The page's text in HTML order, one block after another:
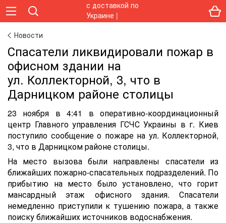
Новости
Спасатели ликвидировали пожар в
офисном здании на
ул. Коллекторной, 3, что в
Дарницком районе столицы
23 ноября в 4:41 в оперативно-координационный
центр Главного управления ГСЧС Украины в г. Киев
поступило сообщение о пожаре на ул. Коллекторной,
3, что в Дарницком районе столицы.
На место вызова были направлены спасатели из
ближайших пожарно-спасательных подразделений. По
прибытию на место было установлено, что горит
мансардный этаж офисного здания. Спасатели
немедленно приступили к тушению пожара, а также
поиску ближайших источников водоснабжения.